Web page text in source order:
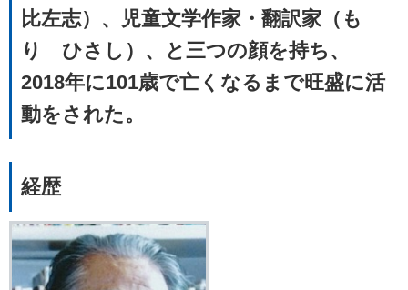
比左志）、児童文学作家・翻訳家（も
り ひさし）、と三つの顔を持ち、
2018年に101歳で亡くなるまで旺盛に活
動をされた。
経歴